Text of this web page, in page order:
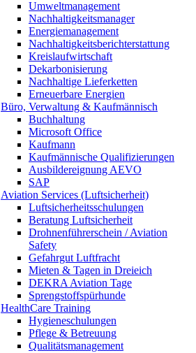
Umweltmanagement
Nachhaltigkeitsmanager
Energiemanagement
Nachhaltigkeitsberichterstattung
Kreislaufwirtschaft
Dekarbonisierung
Nachhaltige Lieferketten
Erneuerbare Energien
Büro, Verwaltung & Kaufmännisch
Buchhaltung
Microsoft Office
Kaufmann
Kaufmännische Qualifizierungen
Ausbildereignung AEVO
SAP
Aviation Services (Luftsicherheit)
Luftsicherheitsschulungen
Beratung Luftsicherheit
Drohnenführerschein / Aviation
Safety
Gefahrgut Luftfracht
Mieten & Tagen in Dreieich
DEKRA Aviation Tage
Sprengstoffspürhunde
HealthCare Training
Hygieneschulungen
Pflege & Betreuung
Qualitätsmanagement